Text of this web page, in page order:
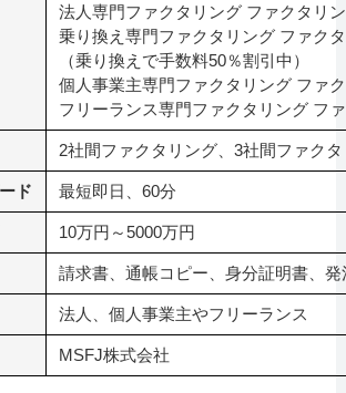
法人専門ファクタリング ファクタリ
乗り換え専門ファクタリング ファク
（乗り換えで手数料50％割引中）
個人事業主専門ファクタリング ファ
フリーランス専門ファクタリング フ
2社間ファクタリング、3社間ファク
ド 最短即日、60分
10万円～5000万円
請求書、通帳コピー、身分証明書、
法人、個人事業主やフリーランス
MSFJ株式会社